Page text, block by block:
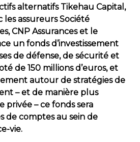
alternatifs Tikehau Capital,
assureurs Société
CNP Assurances et le
un fonds d’investissement
de défense, de sécurité et
de 150 millions d’euros, et
autour de stratégies de
– et de manière plus
privée – ce fonds sera
de comptes au sein de
vie.